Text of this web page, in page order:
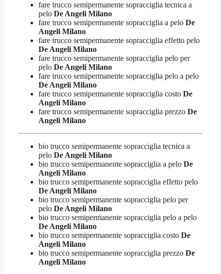
fare trucco semipermanente sopracciglia tecnica a
pelo De Angeli Milano
fare trucco semipermanente sopracciglia a pelo De
Angeli Milano
fare trucco semipermanente sopracciglia effetto pelo
De Angeli Milano
fare trucco semipermanente sopracciglia pelo per
pelo De Angeli Milano
fare trucco semipermanente sopracciglia pelo a pelo
De Angeli Milano
fare trucco semipermanente sopracciglia costo De
Angeli Milano
fare trucco semipermanente sopracciglia prezzo De
Angeli Milano
bio trucco semipermanente sopracciglia tecnica a
pelo De Angeli Milano
bio trucco semipermanente sopracciglia a pelo De
Angeli Milano
bio trucco semipermanente sopracciglia effetto pelo
De Angeli Milano
bio trucco semipermanente sopracciglia pelo per
pelo De Angeli Milano
bio trucco semipermanente sopracciglia pelo a pelo
De Angeli Milano
bio trucco semipermanente sopracciglia costo De
Angeli Milano
bio trucco semipermanente sopracciglia prezzo De
Angeli Milano